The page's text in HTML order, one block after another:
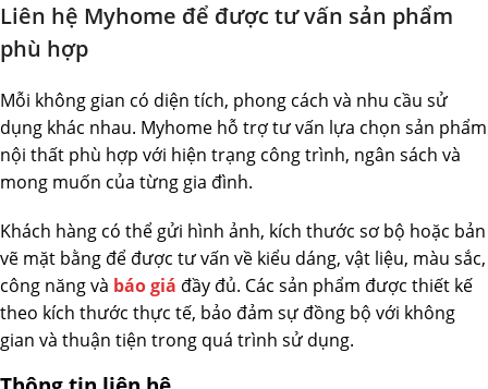
Liên hệ Myhome để được tư vấn sản phẩm
phù hợp
Mỗi không gian có diện tích, phong cách và nhu cầu sử
dụng khác nhau. Myhome hỗ trợ tư vấn lựa chọn sản phẩm
nội thất phù hợp với hiện trạng công trình, ngân sách và
mong muốn của từng gia đình.
Khách hàng có thể gửi hình ảnh, kích thước sơ bộ hoặc bản
vẽ mặt bằng để được tư vấn về kiểu dáng, vật liệu, màu sắc,
công năng và báo giá đầy đủ. Các sản phẩm được thiết kế
theo kích thước thực tế, bảo đảm sự đồng bộ với không
gian và thuận tiện trong quá trình sử dụng.